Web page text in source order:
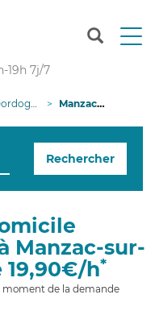
T
n
g
i
19h 7j/7
Manzac-sur-Vern
Rechercher
Manzac-sur-
19,90€/h*
moment de la demande